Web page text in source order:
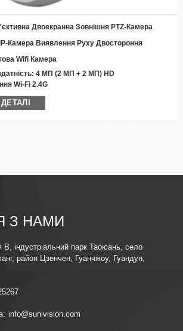
Двоекранна Зовнішня PTZ-Камера
Камера Виявлення Руху Двостороння
Wifi Камера
4 МП (2 МП + 2 МП) HD
Wi-Fi 2.4G
на 90°
нічне бачення
ДЕТАЛІ
З НАМИ
B, індустріальний парк Таоюань, село
район Цзенчен, Гуанчжоу, Гуандун,
info@sunivision.com